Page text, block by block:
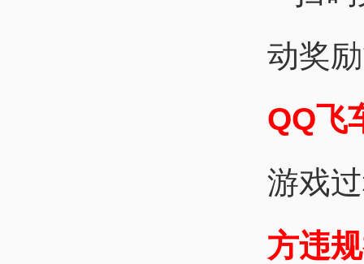
动奖
QQ飞
游戏
方违